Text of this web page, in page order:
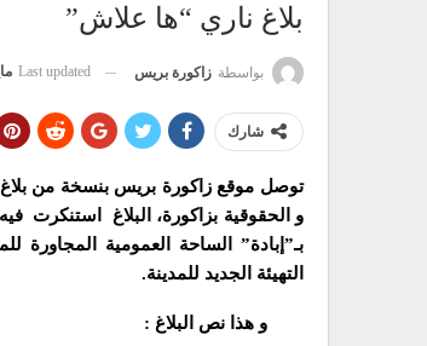
بلاغ ناري “ها علاش”
بواسطة زاكورة بريس Last updated مايو
شارك
توصل موقع زاكورة بريس بنسخة من بلاغ
و الحقوقية بزاكورة، البلاغ استنكرت
بـ”إبادة” الساحة العمومية المجاورة
التهيئة الجديد للمدينة.
و هذا نص البلاغ :